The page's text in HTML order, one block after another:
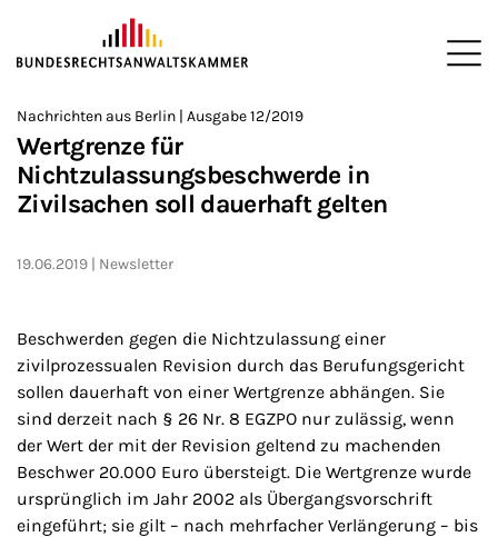
ZUM HAUPTINHALT SPRINGEN
Sie befinden sich hier:
>
Startseite
>
Newsroom
>
Newsletter
>
Nachrichten aus Berlin
Nachrichten aus Berlin | Ausgabe 12/2019
Wertgrenze für
Nichtzulassungsbeschwerde in
Zivilsachen soll dauerhaft gelten
19.06.2019 Newsletter
Beschwerden gegen die Nichtzulassung einer
zivilprozessualen Revision durch das Berufungsgericht
sollen dauerhaft von einer Wertgrenze abhängen. Sie
sind derzeit nach § 26 Nr. 8 EGZPO nur zulässig, wenn
der Wert der mit der Revision geltend zu machenden
Beschwer 20.000 Euro übersteigt. Die Wertgrenze wurde
ursprünglich im Jahr 2002 als Übergangsvorschrift
eingeführt; sie gilt – nach mehrfacher Verlängerung – bis